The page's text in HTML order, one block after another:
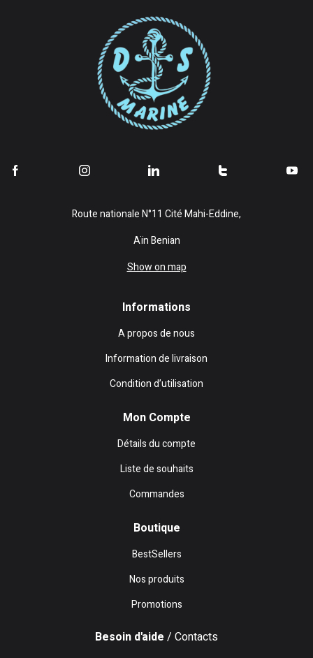
Route nationale N°11 Cité Mahi-Eddine,
Aïn Benian
Show on map
Informations
A propos de nous
Information de livraison
Condition d’utilisation
Mon Compte
Détails du compte
Liste de souhaits
Commandes
Boutique
BestSellers
Nos produits
Promotions
Besoin d'aide / Contacts